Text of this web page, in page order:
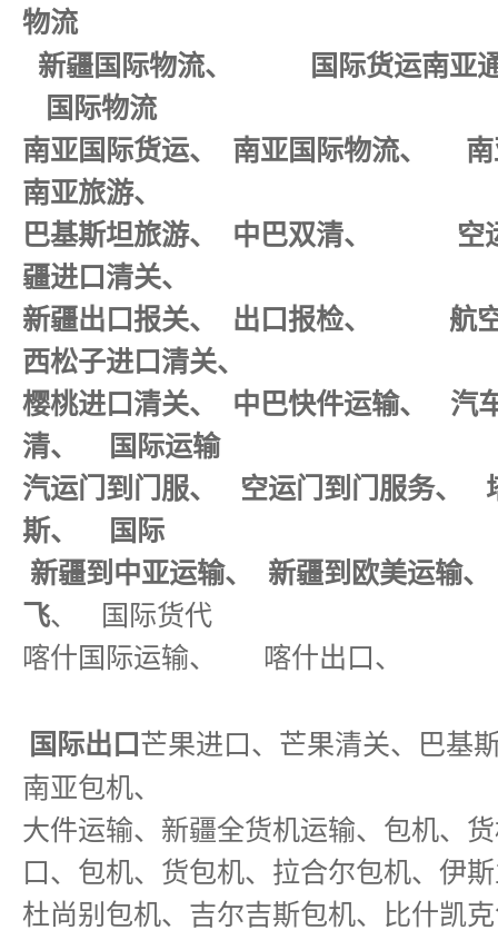
物流
新疆国际物流、 国际货运南
国际物流
南亚国际货运、 南亚国际物流、
南亚旅游、
巴基斯坦旅游、 中巴双清、
疆进口清关、
新疆出口报关、 出口报检、 航
西松子进口清关、
樱桃进口清关、 中巴快件运输、
清、 国际运输
汽运门到门服、 空运门到门服务
斯、 国际
新疆到中亚运输、 新疆到欧美运输
飞、 国际货代
喀什国际运输、 喀什出口、
国际出口 芒果进口、芒果清关、巴基
南亚包机、
大件运输、 新疆全货机运输、包机、
口、包机、货包机、拉合尔包机、伊
杜尚别包机、吉尔吉斯包机、比什凯